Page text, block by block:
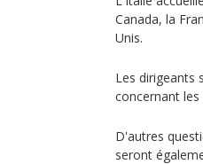
Canada, la
Unis.
Les dirigeants
concernant
D'autres
seront